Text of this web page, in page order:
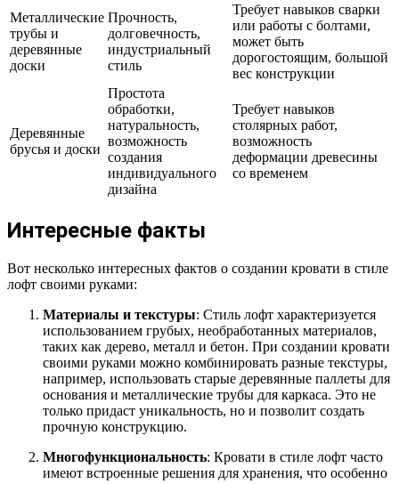
Металлические
трубы и
деревянные
доски
Прочность,
долговечность,
индустриальный
стиль
Требует навыков сварки
или работы с болтами,
может быть
дорогостоящим, большой
вес конструкции
Деревянные
брусья и доски
Простота
обработки,
натуральность,
возможность
создания
индивидуального
дизайна
Требует навыков
столярных работ,
возможность
деформации древесины
со временем
Интересные факты
Вот несколько интересных фактов о создании кровати в стиле
лофт своими руками:
Материалы и текстуры: Стиль лофт характеризуется
использованием грубых, необработанных материалов,
таких как дерево, металл и бетон. При создании кровати
своими руками можно комбинировать разные текстуры,
например, использовать старые деревянные паллеты для
основания и металлические трубы для каркаса. Это не
только придаст уникальность, но и позволит создать
прочную конструкцию.
Многофункциональность: Кровати в стиле лофт часто
имеют встроенные решения для хранения, что особенно